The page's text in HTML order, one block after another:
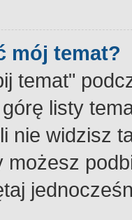
mój temat?
temat"
listy
nie widzisz
możesz